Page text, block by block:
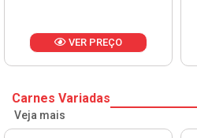
VER PREÇO
Carnes Variadas
Veja mais